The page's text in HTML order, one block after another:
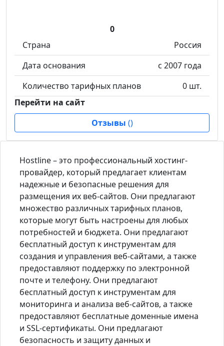
0
Страна
Россия
Дата основания
с 2007 года
Количество тарифных планов
0 шт.
Перейти на сайт
Отзывы ()
Hostline – это профессиональный хостинг-
провайдер, который предлагает клиентам
надежные и безопасные решения для
размещения их веб-сайтов. Они предлагают
множество различных тарифных планов,
которые могут быть настроены для любых
потребностей и бюджета. Они предлагают
бесплатный доступ к инструментам для
создания и управления веб-сайтами, а также
предоставляют поддержку по электронной
почте и телефону. Они предлагают
бесплатный доступ к инструментам для
мониторинга и анализа веб-сайтов, а также
предоставляют бесплатные доменные имена
и SSL-сертификаты. Они предлагают
безопасность и защиту данных и